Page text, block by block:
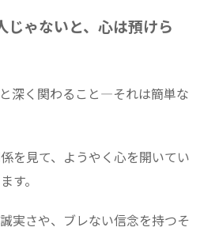
じゃないと、心は預けら
深く関わること―それは簡単な
を見て、ようやく心を開いてい
す。
実さや、ブレない信念を持つそ